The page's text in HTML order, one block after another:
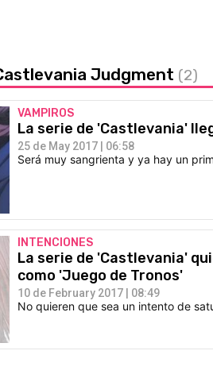
Judgment (2)
VAMPIROS
La serie de 'Castlevania'
25 de May 2017 | 06:58
Será muy sangrienta y ya hay un
INTENCIONES
La serie de 'Castlevania'
como 'Juego de Tronos'
10 de February 2017 | 08:49
No quieren que sea un intento de